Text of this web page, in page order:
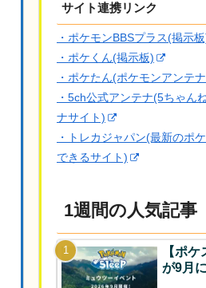
サイト連携リンク
・ポケモンBBSプラス(掲示
・ポケくん(掲示板)
・ポケたん(ポケモンアンテ
・5ch公式アンテナ(5ちゃん
ナサイト)
・トレカジャパン(最新のポ
できるサイト)
1週間の人気記事
【ポ
が9月